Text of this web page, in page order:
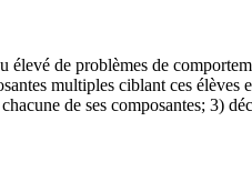
élevé de problèmes de
multiples ciblant ces
de ses composantes; 3)